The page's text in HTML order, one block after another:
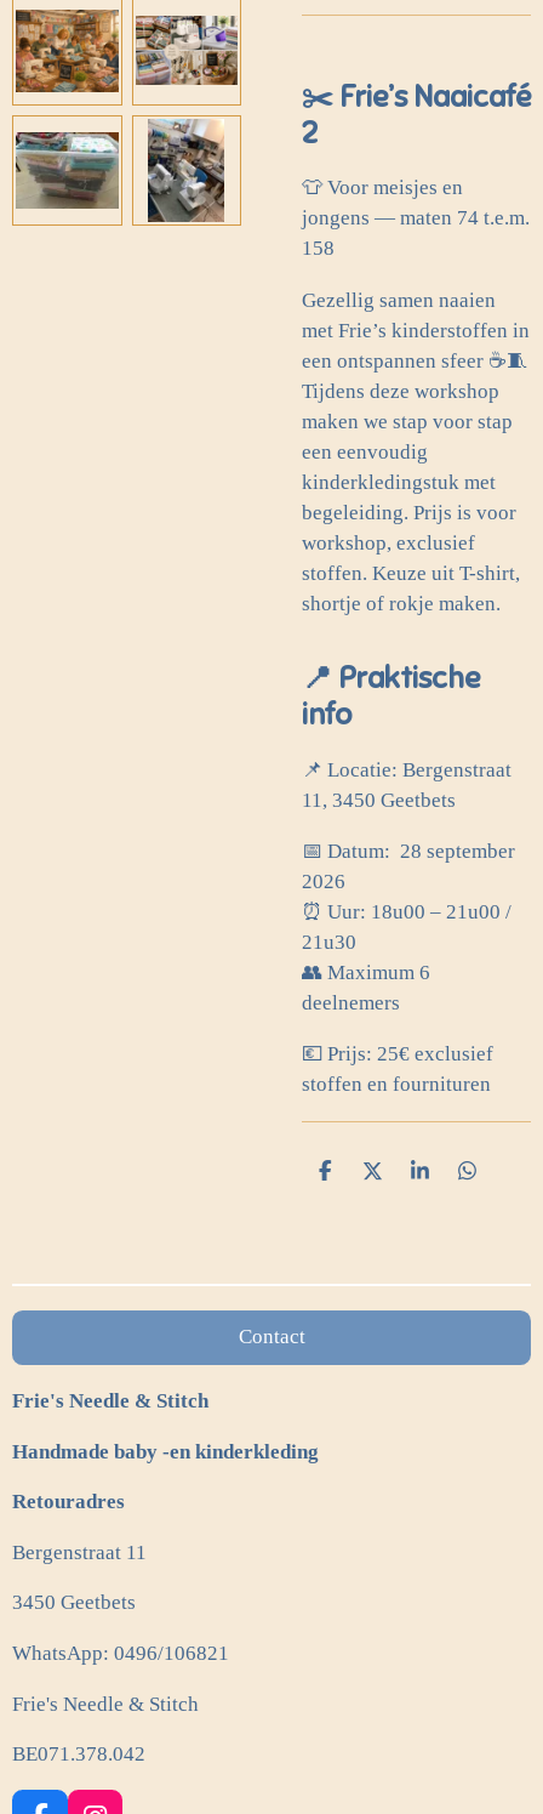
✂️ Frie’s Naaicafé
2
👕 Voor meisjes en
jongens — maten 74 t.e.m.
158
Gezellig samen naaien
met Frie’s kinderstoffen in
een ontspannen sfeer ☕🧵
Tijdens deze workshop
maken we stap voor stap
een eenvoudig
kinderkledingstuk met
begeleiding. Prijs is voor
workshop, exclusief
stoffen. Keuze uit T-shirt,
shortje of rokje maken.
📍 Praktische
info
📌 Locatie: Bergenstraat
11, 3450 Geetbets
📅 Datum: 28 september
2026
⏰ Uur: 18u00 – 21u00 /
21u30
👥 Maximum 6
deelnemers
💶 Prijs: 25€ exclusief
stoffen en fournituren
D
D
S
D
Contact
Frie's Needle & Stitch
Handmade baby -en kinderkleding
Retouradres
Bergenstraat 11
3450 Geetbets
WhatsApp: 0496/106821
Frie's Needle & Stitch
BE071.378.042